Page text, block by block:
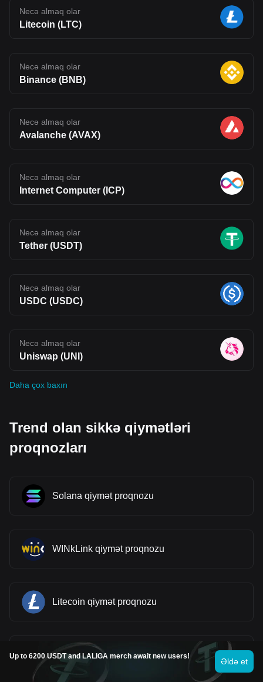
Necə almaq olar
Litecoin (LTC)
Necə almaq olar
Binance (BNB)
Necə almaq olar
Avalanche (AVAX)
Necə almaq olar
Internet Computer (ICP)
Necə almaq olar
Tether (USDT)
Necə almaq olar
USDC (USDC)
Necə almaq olar
Uniswap (UNI)
Daha çox baxın
Trend olan sikkə qiymətləri
proqnozları
Solana qiymət proqnozu
WINkLink qiymət proqnozu
Litecoin qiymət proqnozu
Bitcoin qiymət proqnozu
Up to 6200 USDT and LALIGA merch await new users!
Əldə et